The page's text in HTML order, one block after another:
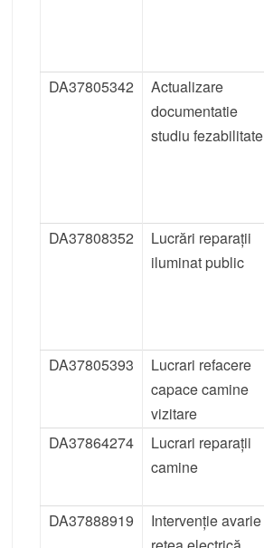
DA37805342
Actualizare
documentatie
studiu fezabilitate
DA37808352
Lucrări reparații
iluminat public
DA37805393
Lucrari refacere
capace camine
vizitare
DA37864274
Lucrari reparații
camine
DA37888919
Intervenție avarie